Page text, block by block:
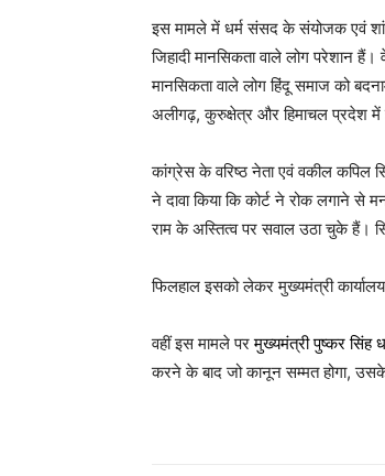
इस मामले में धर्म संसद के संयोजक एवं
जिहादी मानसिकता वाले लोग परेशान
मानसिकता वाले लोग हिंदू समाज को
अलीगढ़, कुरुक्षेत्र और हिमाचल प्रदेश में
कांग्रेस के वरिष्ठ नेता एवं वकील कपिल
ने दावा किया कि कोर्ट ने रोक लगाने से
राम के अस्तित्व पर सवाल उठा चुके हैं।
फिलहाल इसको लेकर मुख्यमंत्री
वहीं इस मामले परमुख्यमंत्री पुष्कर सिंह
करने के बाद जो कानून सम्मत होगा,